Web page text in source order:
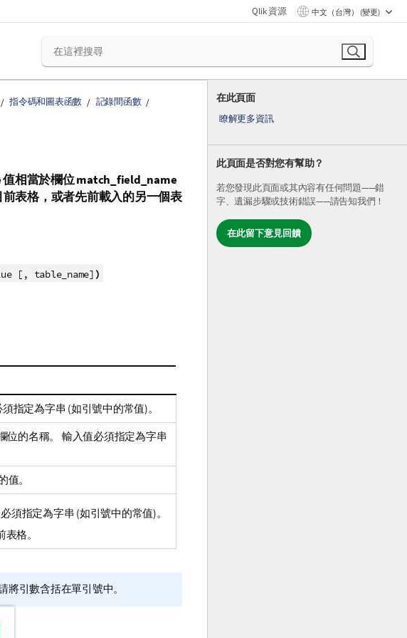
Qlik 資源 中文（台灣） (變更)
在此頁面
瞭解更多資訊
此頁面是否對您有幫助？
若您發現此頁面或其內容有任何問題——錯
字、遺漏步驟或技術錯誤——請告知我們！
在此留下意見回饋
指令碼和圖表函數 記錄間函數
值相當於欄位match_field_name
表格，或者先前載入的另一個表
[, table_name] )
指定為字串 (如引號中的常值)。
位的名稱。 輸入值必須指定為字串
值。
須指定為字串 (如引號中的常值)。
格。
引數含括在單引號中。